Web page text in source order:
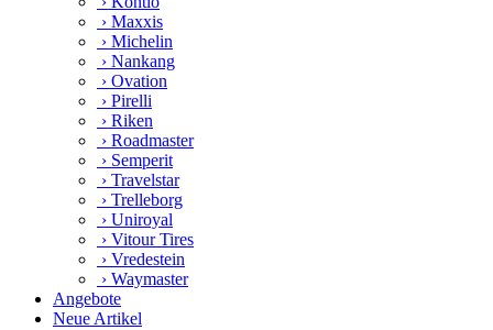
› Maxxis
› Michelin
› Nankang
› Ovation
› Pirelli
› Riken
› Roadmaster
› Semperit
› Travelstar
› Trelleborg
› Uniroyal
› Vitour Tires
› Vredestein
› Waymaster
Angebote
Neue Artikel